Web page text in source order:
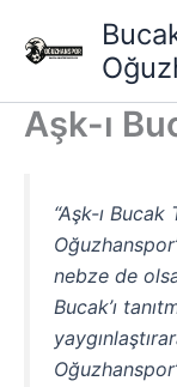
atla
Aşk-ı
“Aşk-ı
nebze de
Bucak’ı